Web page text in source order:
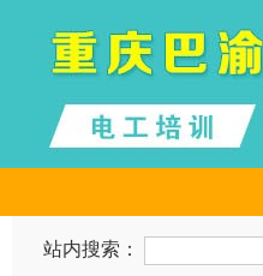
站内搜索：